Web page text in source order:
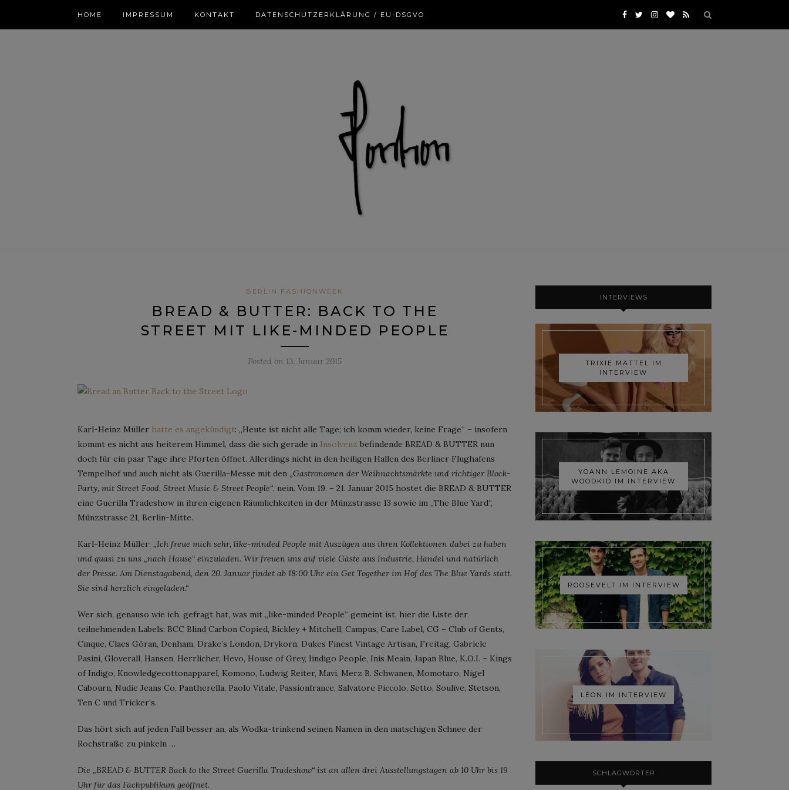
HOME IMPRESSUM KONTAKT DATENSCHUTZERKLÄRUNG / EU-DSGVO
BERLIN FASHIONWEEK
BREAD & BUTTER: BACK TO THE
STREET MIT LIKE-MINDED PEOPLE
Posted on 13. Januar 2015
Karl-Heinz Müller hatte es angekündigt: „Heute ist nicht alle Tage; ich komm wieder, keine Frage“ – insofern
kommt es nicht aus heiterem Himmel, dass die sich gerade in Insolvenz befindende BREAD & BUTTER nun
doch für ein paar Tage ihre Pforten öffnet. Allerdings nicht in den heiligen Hallen des Berliner Flughafens
Tempelhof und auch nicht als Guerilla-Messe mit den „Gastronomen der Weihnachtsmärkte und richtiger Block-
Party, mit Street Food, Street Music & Street People“, nein. Vom 19. – 21. Januar 2015 hostet die BREAD & BUTTER
eine Guerilla Tradeshow in ihren eigenen Räumlichkeiten in der Münzstrasse 13 sowie im „The Blue Yard“,
Münzstrasse 21, Berlin-Mitte.
Karl-Heinz Müller: „Ich freue mich sehr, like-minded People mit Auszügen aus ihren Kollektionen dabei zu haben
und quasi zu uns „nach Hause“ einzuladen. Wir freuen uns auf viele Gäste aus Industrie, Handel und natürlich
der Presse. Am Dienstagabend, den 20. Januar findet ab 18:00 Uhr ein Get Together im Hof des The Blue Yards statt.
Sie sind herzlich eingeladen.“
Wer sich, genauso wie ich, gefragt hat, was mit „like-minded People“ gemeint ist, hier die Liste der
teilnehmenden Labels: BCC Blind Carbon Copied, Bickley + Mitchell, Campus, Care Label, CG – Club of Gents,
Cinque, Claes Göran, Denham, Drake’s London, Drykorn, Dukes Finest Vintage Artisan, Freitag, Gabriele
Pasini, Gloverall, Hansen, Herrlicher, Hevo, House of Grey, Iindigo People, Inis Meain, Japan Blue, K.O.I. – Kings
of Indigo, Knowledgecottonapparel, Komono, Ludwig Reiter, Mavi, Merz B. Schwanen, Momotaro, Nigel
Cabourn, Nudie Jeans Co, Pantherella, Paolo Vitale, Passionfrance, Salvatore Piccolo, Setto, Soulive, Stetson,
Ten C und Tricker’s.
Das hört sich auf jeden Fall besser an, als Wodka-trinkend seinen Namen in den matschigen Schnee der
Rochstraße zu pinkeln …
Die „BREAD & BUTTER Back to the Street Guerilla Tradeshow“ ist an allen drei Ausstellungstagen ab 10 Uhr bis 19
Uhr für das Fachpublikum geöffnet.
INTERVIEWS
TRIXIE MATTEL IM
INTERVIEW
YOANN LEMOINE AKA
WOODKID IM INTERVIEW
ROOSEVELT IM INTERVIEW
LÉON IM INTERVIEW
SCHLAGWÖRTER